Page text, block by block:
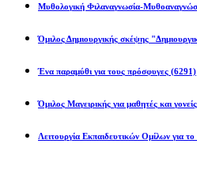
Μυθολογική Φιλαναγνωσία-
Όμιλος Δημιουργικής σκέψης
Ένα παραμύθι για τους πρόσφυγες (6291)
Όμιλος Μαγειρικής για μαθητές και γονείς
Λειτουργία Εκπαιδευτικών Ομίλων για